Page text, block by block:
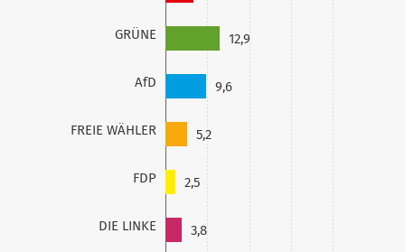
GRÜNE
AfD
FREIE WÄHLER
FDP
DIE LINKE
12,9
9,6
5,2
2,5
3,8